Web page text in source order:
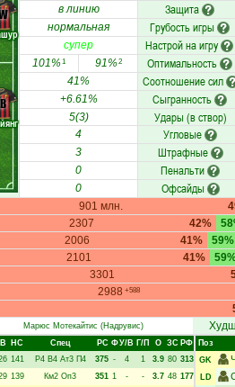
в линию Защита
нормальная Грубость игры
супер Настрой на игру
101%1 91%2 Оптимальность
41% Соотношение сил
+6.61% Сыгранность
5(3) Удары (в створ)
4 Угловые
3 Штрафные
0 Пенальти
0 Офсайды
901 млн.
2307 42%
2006 41%
59%
2101 41%
3301
2988 +588
Марюс Мотекайтис (Надрувис)
В НC Спец РC ФУ/В Г/П О ЗС РФ
141 Р4 В4 Ат3 П4 375 - 4 1 3.9 80 313
139 Км2 Оп3 351 1 - - 3.7 48 177
Поз
GK
LD